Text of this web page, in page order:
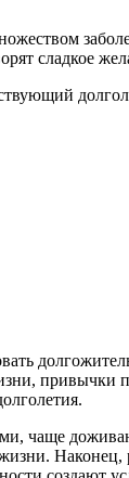
сладкое
привычки
чаще